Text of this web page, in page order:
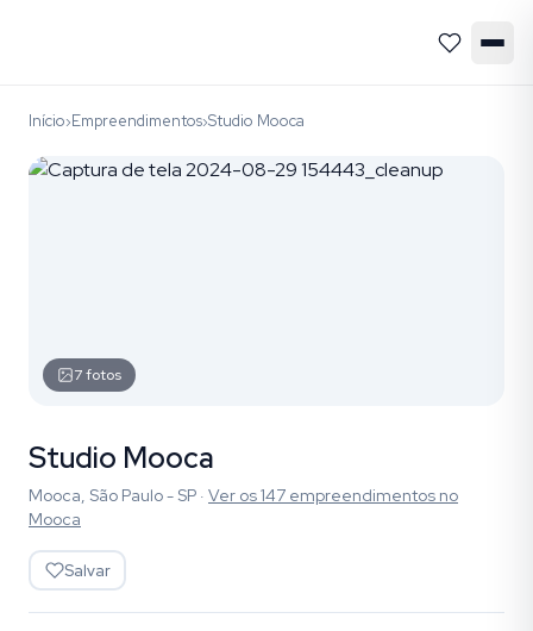
Início›Empreendimentos›Studio Mooca
7fotos
Studio Mooca
Mooca, São Paulo - SP · Ver os147 empreendimentos no
Mooca
Salvar